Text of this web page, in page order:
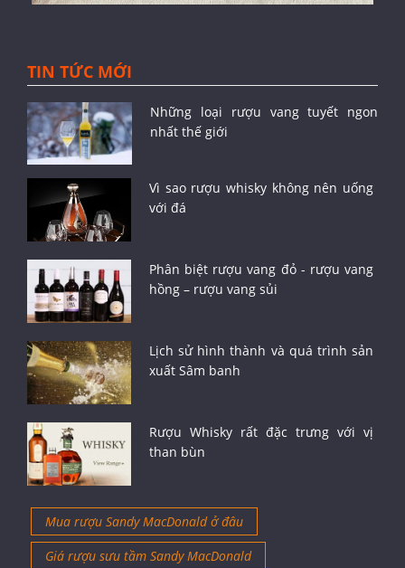
TIN TỨC MỚI
Những loại rượu vang tuyết ngon
nhất thế giới
Vì sao rượu whisky không nên uống
với đá
Phân biệt rượu vang đỏ - rượu vang
hồng – rượu vang sủi
Lịch sử hình thành và quá trình sản
xuất Sâm banh
Rượu Whisky rất đặc trưng với vị
than bùn
Mua rượu Sandy MacDonald ở đâu
Giá rượu sưu tầm Sandy MacDonald